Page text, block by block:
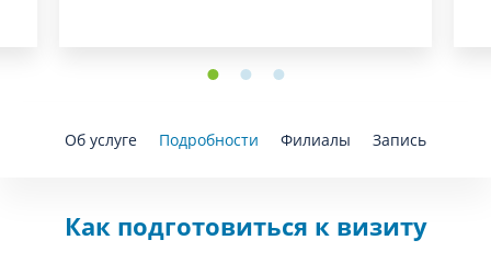
Об услуге Подробности Филиалы Запись
Как подготовиться к визиту